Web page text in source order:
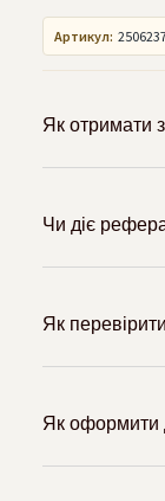
Артикул:
Як отримати
Чи діє
Як
Як оформити